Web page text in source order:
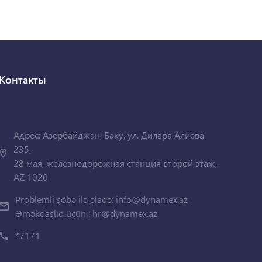
Адрес: Азербайджан, Баку, ул. Дилара Алиева
235,
28 мая, железнодорожная станция второй этаж,
AZ 1020
Problemli şöbə ilə əlaqə: info@dynamex.az
Əməkdaşlıq üçün : hr@dynamex.az
*7171